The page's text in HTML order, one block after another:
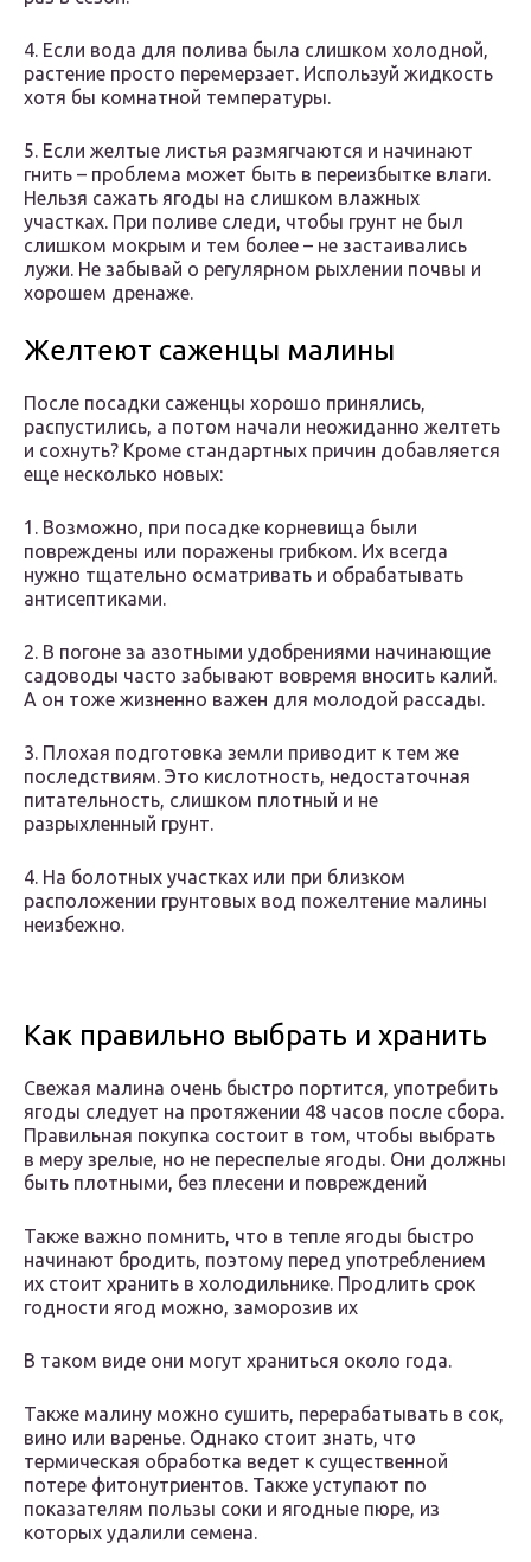
4. Если вода для полива была слишком холодной,
растение просто перемерзает. Используй жидкость
хотя бы комнатной температуры.
5. Если желтые листья размягчаются и начинают
гнить – проблема может быть в переизбытке влаги.
Нельзя сажать ягоды на слишком влажных
участках. При поливе следи, чтобы грунт не был
слишком мокрым и тем более – не застаивались
лужи. Не забывай о регулярном рыхлении почвы и
хорошем дренаже.
Желтеют саженцы малины
После посадки саженцы хорошо принялись,
распустились, а потом начали неожиданно желтеть
и сохнуть? Кроме стандартных причин добавляется
еще несколько новых:
1. Возможно, при посадке корневища были
повреждены или поражены грибком. Их всегда
нужно тщательно осматривать и обрабатывать
антисептиками.
2. В погоне за азотными удобрениями начинающие
садоводы часто забывают вовремя вносить калий.
А он тоже жизненно важен для молодой рассады.
3. Плохая подготовка земли приводит к тем же
последствиям. Это кислотность, недостаточная
питательность, слишком плотный и не
разрыхленный грунт.
4. На болотных участках или при близком
расположении грунтовых вод пожелтение малины
неизбежно.
Как правильно выбрать и хранить
Свежая малина очень быстро портится, употребить
ягоды следует на протяжении 48 часов после сбора.
Правильная покупка состоит в том, чтобы выбрать
в меру зрелые, но не переспелые ягоды. Они должны
быть плотными, без плесени и повреждений
Также важно помнить, что в тепле ягоды быстро
начинают бродить, поэтому перед употреблением
их стоит хранить в холодильнике. Продлить срок
годности ягод можно, заморозив их
В таком виде они могут храниться около года.
Также малину можно сушить, перерабатывать в сок,
вино или варенье. Однако стоит знать, что
термическая обработка ведет к существенной
потере фитонутриентов. Также уступают по
показателям пользы соки и ягодные пюре, из
которых удалили семена.